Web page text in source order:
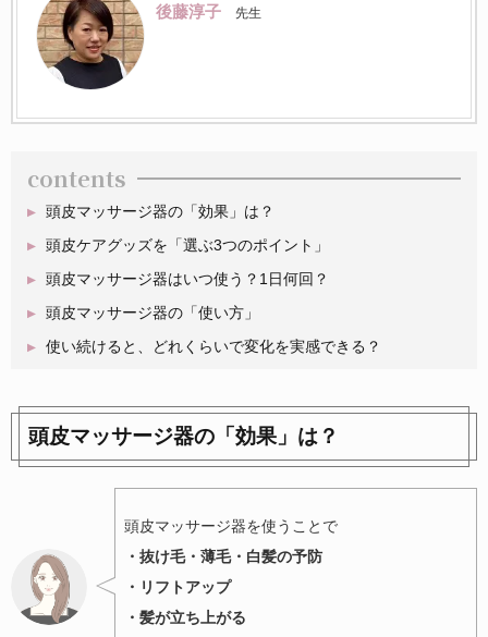
後藤淳子 先生
contents
頭皮マッサージ器の「効果」は？
頭皮ケアグッズを「選ぶ3つのポイント」
頭皮マッサージ器はいつ使う？1日何回？
頭皮マッサージ器の「使い方」
使い続けると、どれくらいで変化を実感できる？
頭皮マッサージ器の「効果」は？
頭皮マッサージ器を使うことで
・抜け毛・薄毛・白髪の予防
・リフトアップ
・髪が立ち上がる